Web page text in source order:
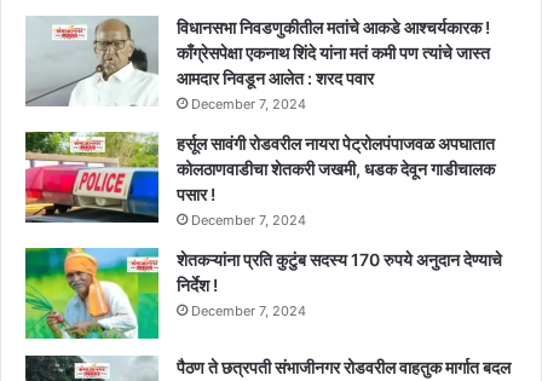
विधानसभा निवडणुकीतील मतांचे आकडे आश्चर्यकारक !
काँग्रेसपेक्षा एकनाथ शिंदे यांना मतं कमी पण त्यांचे जास्त
आमदार निवडून आलेत : शरद पवार
December 7, 2024
हर्सूल सावंगी रोडवरील नायरा पेट्रोलपंपाजवळ अपघातात
कोलठाणवाडीचा शेतकरी जखमी, धडक देवून गाडीचालक
पसार !
December 7, 2024
शेतकऱ्यांना प्रति कुटुंब सदस्य 170 रुपये अनुदान देण्याचे
निर्देश !
December 7, 2024
पैठण ते छत्रपती संभाजीनगर रोडवरील वाहतुक मार्गात बदल